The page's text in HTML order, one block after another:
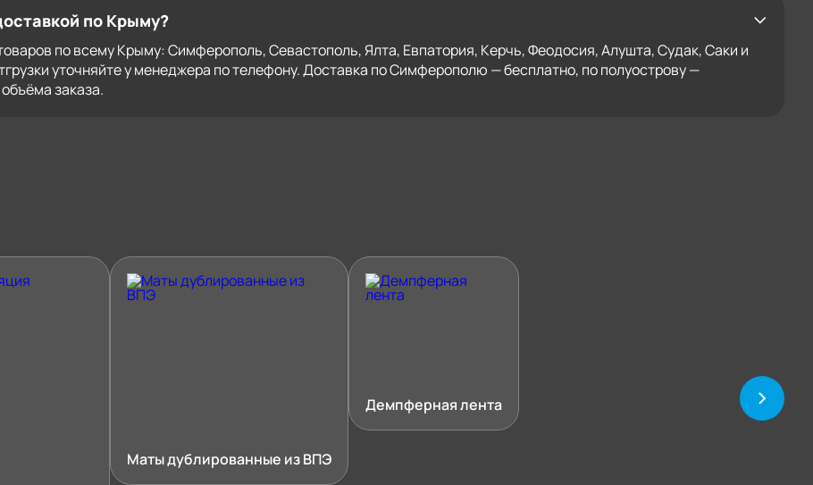
по Крыму?
по всему Крыму: Симферополь, Севастополь, Ялта, Евпатория, Керчь, Феодосия, Алушта, Судак, Саки и
уточняйте у менеджера по телефону. Доставка по Симферополю — бесплатно, по полуострову —
заказа.
Маты дублированные из ВПЭ
Демпферная лента